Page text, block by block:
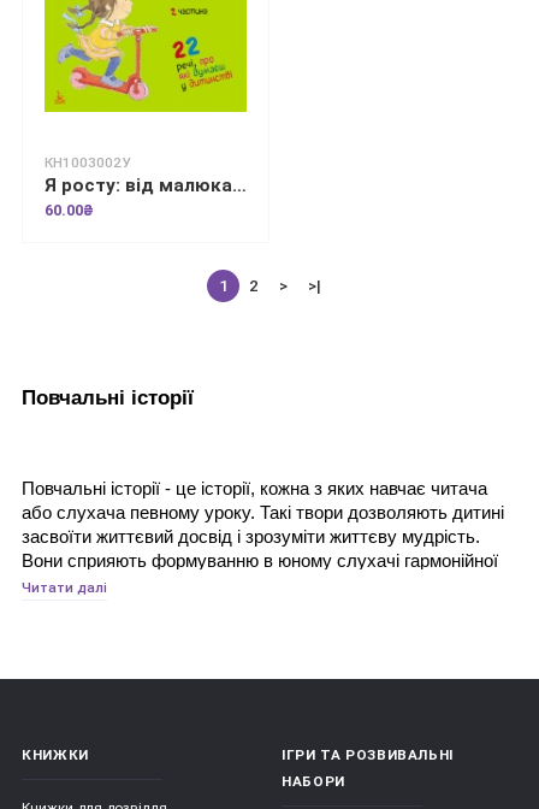
КН1003002У
Я росту: від малюка до школяра. Частина 2
60.00₴
1 2 > >|
Повчальні історії
Повчальні історії - це історії, кожна з яких навчає читача
або слухача певному уроку. Такі твори дозволяють дитині
засвоїти життєвий досвід і зрозуміти життєву мудрість.
Вони сприяють формуванню в юному слухачі гармонійної
особистості, а також змушують його думати, міркувати,
У тому числі способів, які допомагають вирішувати
Читати далі
КНИЖКИ
ІГРИ ТА РОЗВИВАЛЬНІ
НАБОРИ